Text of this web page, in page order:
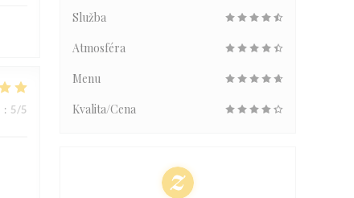
: 5/5
Služba
Atmosféra
Menu
Kvalita/Cena